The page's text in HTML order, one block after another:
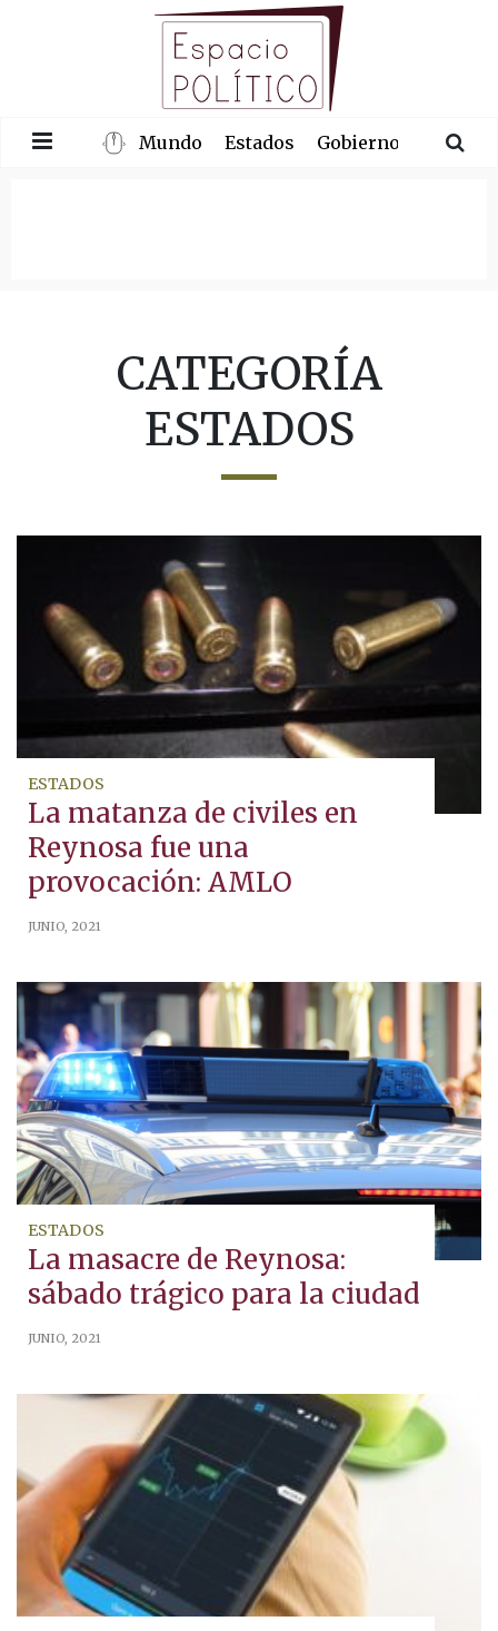
Mundo Estados Gobierno
CATEGORÍA
ESTADOS
ESTADOS
La matanza de civiles en
Reynosa fue una
provocación: AMLO
JUNIO, 2021
ESTADOS
La masacre de Reynosa:
sábado trágico para la ciudad
JUNIO, 2021